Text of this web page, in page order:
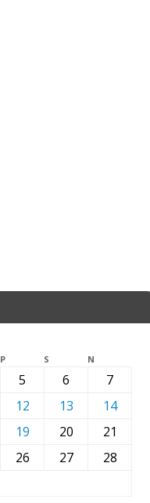
P S N
5 6
7
12 13
14
19 20
21
26 27
28